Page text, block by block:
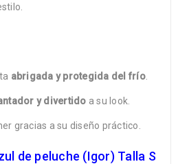
abrigada y protegida del frío.
y divertido a su look.
gracias a su diseño práctico.
de peluche (Igor) Talla S